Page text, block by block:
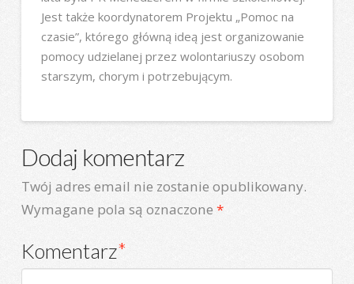
Jest także koordynatorem Projektu „Pomoc na
czasie”, którego główną ideą jest organizowanie
pomocy udzielanej przez wolontariuszy osobom
starszym, chorym i potrzebującym.
Dodaj komentarz
Twój adres email nie zostanie opublikowany.
Wymagane pola są oznaczone *
Komentarz*